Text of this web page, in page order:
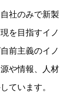
社のみで新製
を目指すイノ
前主義のイノ
や情報、人材
ています。